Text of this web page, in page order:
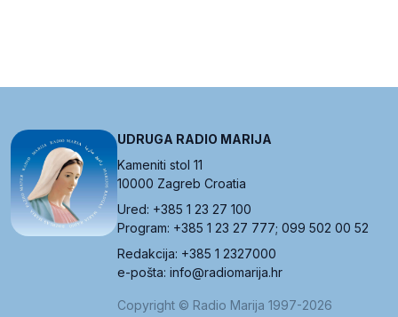
UDRUGA RADIO MARIJA
Kameniti stol 11
10000 Zagreb Croatia
Ured: +385 1 23 27 100
Program: +385 1 23 27 777; 099 502 00 52
Redakcija: +385 1 2327000
e-pošta: info@radiomarija.hr
Copyright © Radio Marija 1997-2026